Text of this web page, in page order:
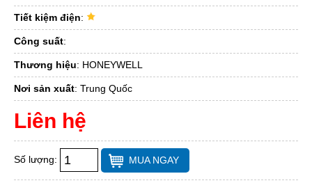
Tiết kiệm điện:
Công suất:
Thương hiệu: HONEYWELL
Nơi sản xuất: Trung Quốc
Liên hệ
Số lượng: MUA NGAY